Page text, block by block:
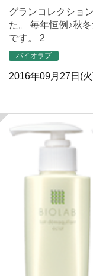
グランコレクショ
た。 毎年恒例♪秋
です。 2
バイオラブ
2016年09月27日(